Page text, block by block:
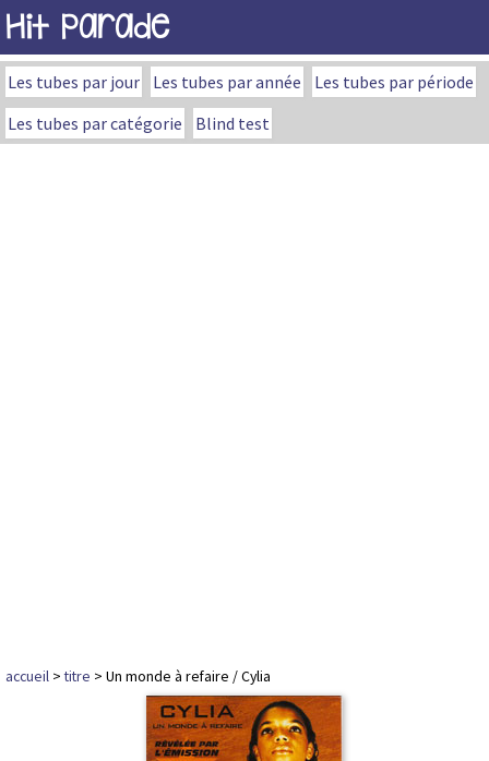
Hit Parade
Les tubes par jour Les tubes par année
Les tubes par période
Les tubes par catégorie
Blind test
accueil >titre > Un monde à refaire / Cylia